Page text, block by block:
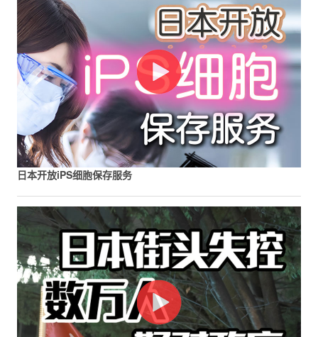
日本开放iPS细胞保存服务